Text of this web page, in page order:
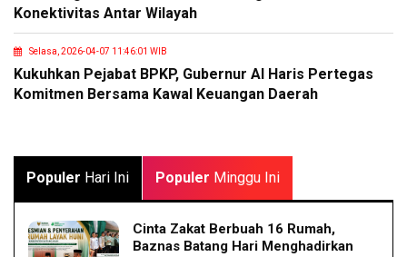
Konektivitas Antar Wilayah
Selasa, 2026-04-07 11:46:01 WIB
Kukuhkan Pejabat BPKP, Gubernur Al Haris Pertegas
Komitmen Bersama Kawal Keuangan Daerah
Populer Hari Ini Populer Minggu Ini
Cinta Zakat Berbuah 16 Rumah,
Baznas Batang Hari Menghadirkan